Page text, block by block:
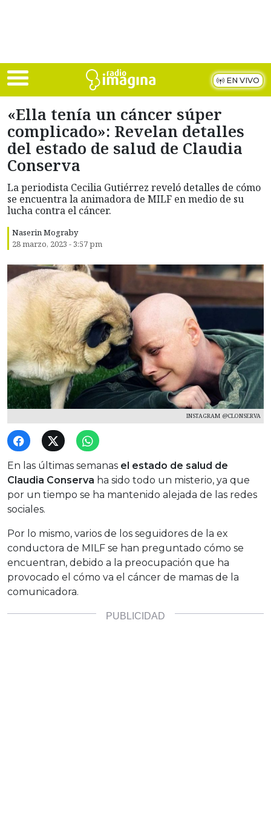
EN VIVO
«Ella tenía un cáncer súper
complicado»: Revelan detalles
del estado de salud de Claudia
Conserva
La periodista Cecilia Gutiérrez reveló detalles de cómo
se encuentra la animadora de MILF en medio de su
lucha contra el cáncer.
Naserin Mograby
28 marzo, 2023 - 3:57 pm
INSTAGRAM @CLONSERVA
En las últimas semanas el estado de salud de
Claudia Conserva ha sido todo un misterio, ya que
por un tiempo se ha mantenido alejada de las redes
sociales.
Por lo mismo, varios de los seguidores de la ex
conductora de MILF se han preguntado cómo se
encuentran, debido a la preocupación que ha
provocado el cómo va el cáncer de mamas de la
comunicadora.